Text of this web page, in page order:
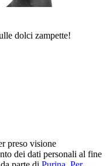
dolci zampette!
preso visione
dei dati personali al fine